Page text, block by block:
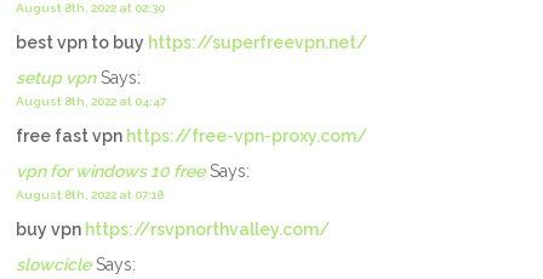
August 8th, 2022 at 02:30
best vpn to buy https://superfreevpn.net/
setup vpnSays:
August 8th, 2022 at 04:47
free fast vpn https://free-vpn-proxy.com/
vpn for windows 10 freeSays:
August 8th, 2022 at 07:18
buy vpn https://rsvpnorthvalley.com/
slowcicleSays: